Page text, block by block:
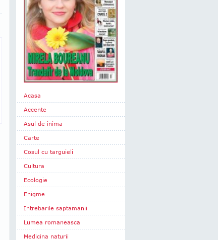
Acasa
Accente
Asul de inima
Carte
Cosul cu targuieli
Cultura
Ecologie
Enigme
Intrebarile saptamanii
Lumea romaneasca
Medicina naturii